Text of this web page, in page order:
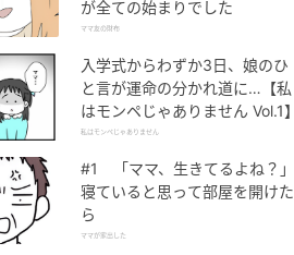
が全ての始まりでした
ママ友の財布
入学式からわずか3日、娘のひ
と言が運命の分かれ道に…【私
はモンペじゃありません Vol.1】
私はモンペじゃありません
#1 「ママ、生きてるよね？」
寝ていると思って部屋を開けた
ら
ママが家出した